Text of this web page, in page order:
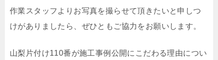
作業スタッフよりお写真を撮らせて頂きたいと申しつ
けがありましたら、ぜひともご協力をお願いします。
山梨片付け110番が施工事例公開にこだわる理由につい